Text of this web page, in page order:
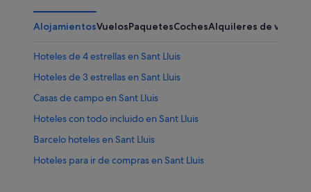
AlojamientosVuelosPaquetesCochesAlquileres de
Hoteles de 4 estrellas en Sant Lluis
Hoteles de 3 estrellas en Sant Lluis
Casas de campo en Sant Lluis
Hoteles con todo incluido en Sant Lluis
Barcelo hoteles en Sant Lluis
Hoteles para ir de compras en Sant Lluis